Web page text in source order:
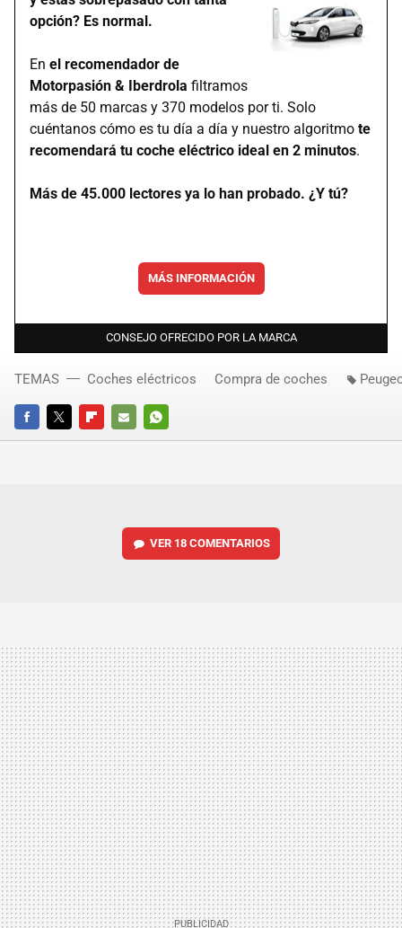
opción? Es normal.
En el recomendador de
Motorpasión & Iberdrola filtramos
más de 50 marcas y 370 modelos por ti. Solo
cuéntanos cómo es tu día a día y nuestro algoritmo te
recomendará tu coche eléctrico ideal en 2 minutos.
Más de 45.000 lectores ya lo han probado. ¿Y tú?
MÁS INFORMACIÓN
CONSEJO OFRECIDO POR LA MARCA
FACEBOOKTWITTERFLIPBOARD
E-
WHATSAPP
TEMAS Coches eléctricos Compra de coches
VER 18 COMENTARIOS